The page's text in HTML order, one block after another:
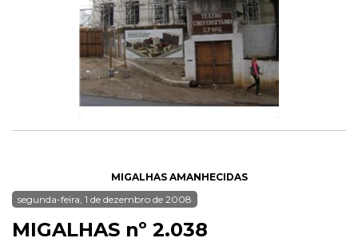
MIGALHAS AMANHECIDAS
segunda-feira, 1 de dezembro de 2008
MIGALHAS nº 2.038